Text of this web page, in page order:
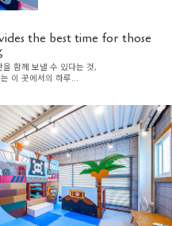
the best time for those
함께 보낼 수 있다는 것,
이 곳에서의 하루...